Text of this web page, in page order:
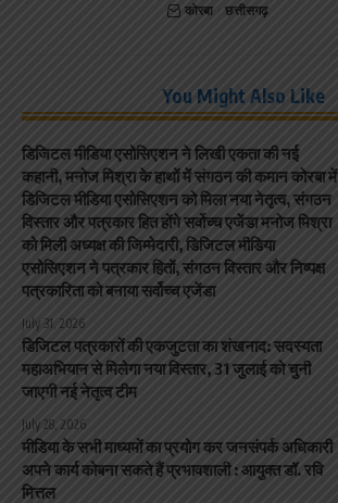
कोरबा छत्तीसगढ़
You Might Also Like
डिजिटल मीडिया एसोसिएशन ने लिखी एकता की नई
कहानी, मनोज मिश्रा के हाथों में संगठन की कमान कोरबा में
डिजिटल मीडिया एसोसिएशन को मिला नया नेतृत्व, संगठन
विस्तार और पत्रकार हित होंगे सर्वोच्च एजेंडा मनोज मिश्रा
को मिली अध्यक्ष की जिम्मेदारी, डिजिटल मीडिया
एसोसिएशन ने पत्रकार हितों, संगठन विस्तार और निष्पक्ष
पत्रकारिता को बनाया सर्वोच्च एजेंडा
July 31, 2026
डिजिटल पत्रकारों की एकजुटता का शंखनाद: सदस्यता
महाअभियान से मिलेगा नया विस्तार, 31 जुलाई को चुनी
जाएगी नई नेतृत्व टीम
July 28, 2026
मीडिया के सभी माध्यमों का प्रयोग कर जनसंपर्क अधिकारी
अपने कार्य कोबना सकते हैं प्रभावशाली : आयुक्त डॉ. रवि
मित्तल